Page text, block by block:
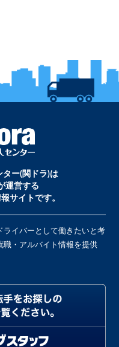
ター(関ドラ)は
運営する
サイトです。
ライバーとして働きたいと考
職・アルバイト情報を提供